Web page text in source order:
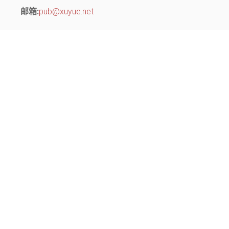
邮箱:pub@xuyue.net